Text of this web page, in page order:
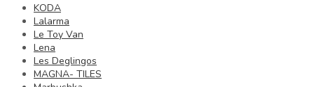
KODA
Lalarma
Le Toy Van
Lena
Les Deglingos
MAGNA- TILES